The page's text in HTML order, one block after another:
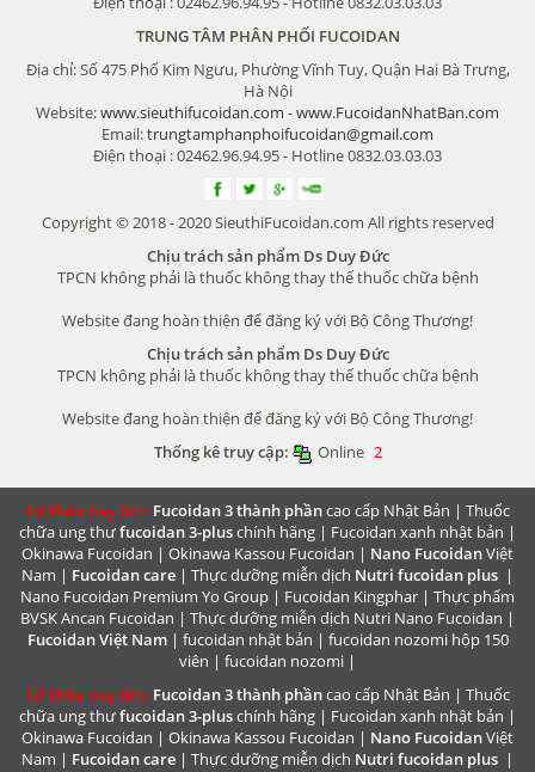
TRUNG TÂM PHÂN PHỐI FUCOIDAN
Địa chỉ: Số 475 Phố Kim Ngưu, Phường Vĩnh Tuy, Quận Hai Bà Trưng,
Hà Nội
Website:www.sieuthifucoidan.com -www.FucoidanNhatBan.com
Email:trungtamphanphoifucoidan@gmail.com
Điện thoại : 02462.96.94.95 - Hotline 0832.03.03.03
Copyright © 2018 - 2020 SieuthiFucoidan.com All rights reserved
Chịu trách sản phẩm Ds Duy Đức
TPCN không phải là thuốc không thay thế thuốc chữa bệnh
Website đang hoàn thiện để đăng ký với Bộ Công Thương!
Chịu trách sản phẩm Ds Duy Đức
TPCN không phải là thuốc không thay thế thuốc chữa bệnh
Website đang hoàn thiện để đăng ký với Bộ Công Thương!
Thống kê truy cập:
Online 2
Từ khóa hay tìm: Fucoidan 3 thành phầncao cấp Nhật Bản | Thuốc
chữa ung thưfucoidan 3-pluschính hãng | Fucoidan xanh nhật bản |
Okinawa Fucoidan | Okinawa Kassou Fucoidan | Nano FucoidanViệt
Nam | Fucoidan care | Thực dưỡng miễn dịch Nutri fucoidan plus |
Nano Fucoidan Premium Yo Group | Fucoidan Kingphar | Thực phẩm
BVSKAncan Fucoidan | Thực dưỡng miễn dịch Nutri Nano Fucoidan |
Fucoidan Việt Nam| fucoidan nhật bản | fucoidan nozomi hộp 150
viên | fucoidan nozomi |
Từ khóa hay tìm: Fucoidan 3 thành phầncao cấp Nhật Bản | Thuốc
chữa ung thưfucoidan 3-pluschính hãng | Fucoidan xanh nhật bản |
Okinawa Fucoidan | Okinawa Kassou Fucoidan | Nano FucoidanViệt
Nam | Fucoidan care | Thực dưỡng miễn dịch Nutri fucoidan plus |